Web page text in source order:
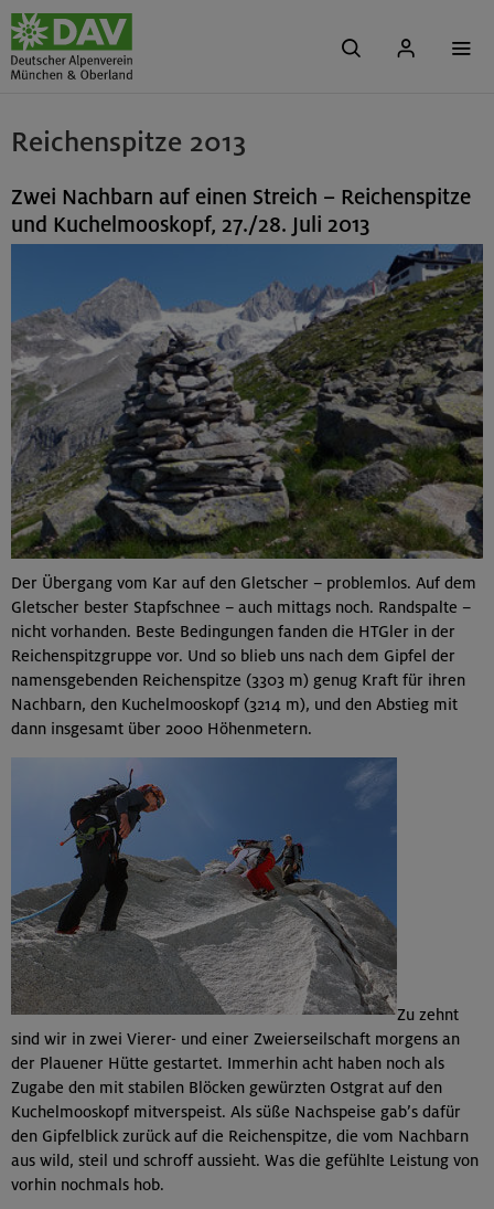
Reichenspitze 2013
Zwei Nachbarn auf einen Streich – Reichenspitze
und Kuchelmooskopf, 27./28. Juli 2013
Der Übergang vom Kar auf den Gletscher – problemlos. Auf dem
Gletscher bester Stapfschnee – auch mittags noch. Randspalte –
nicht vorhanden. Beste Bedingungen fanden die HTGler in der
Reichenspitzgruppe vor. Und so blieb uns nach dem Gipfel der
namensgebenden Reichenspitze (3303 m) genug Kraft für ihren
Nachbarn, den Kuchelmooskopf (3214 m), und den Abstieg mit
dann insgesamt über 2000 Höhenmetern.
Zu zehnt
sind wir in zwei Vierer- und einer Zweierseilschaft morgens an
der Plauener Hütte gestartet. Immerhin acht haben noch als
Zugabe den mit stabilen Blöcken gewürzten Ostgrat auf den
Kuchelmooskopf mitverspeist. Als süße Nachspeise gab’s dafür
den Gipfelblick zurück auf die Reichenspitze, die vom Nachbarn
aus wild, steil und schroff aussieht. Was die gefühlte Leistung von
vorhin nochmals hob.